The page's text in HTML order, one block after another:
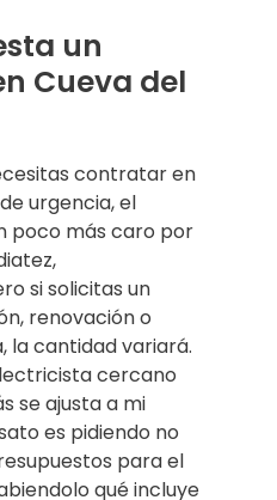
un
Cueva del
contratar en
urgencia, el
poco más caro por
si solicitas un
renovación o
la cantidad variará.
cercano
se ajusta a mi
es pidiendo no
para el
qué incluye